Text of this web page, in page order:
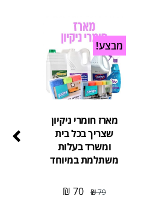
מבצע!
מארז חומרי ניקיון
שצריך בכל בית
ומשרד בעלות
משתלמת במיוחד
79
₪
70
₪